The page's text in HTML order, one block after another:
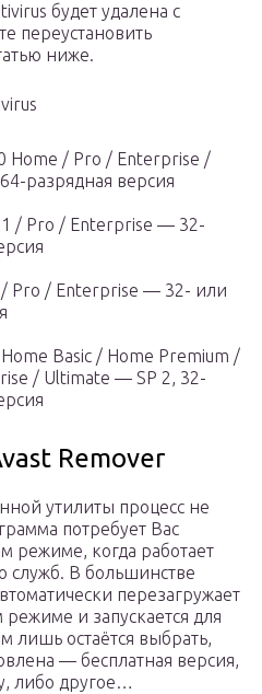
будет удалена с
переустановить
ниже.
Home / Pro / Enterprise /
разрядная версия
/ Pro / Enterprise — 32-
/ Pro / Enterprise — 32- или
Basic / Home Premium /
/ Ultimate — SP 2, 32-
Remover
утилиты процесс не
потребует Вас
режиме, когда работает
служб. В большинстве
перезагружает
и запускается для
лишь остаётся выбрать,
— бесплатная версия,
либо другое…